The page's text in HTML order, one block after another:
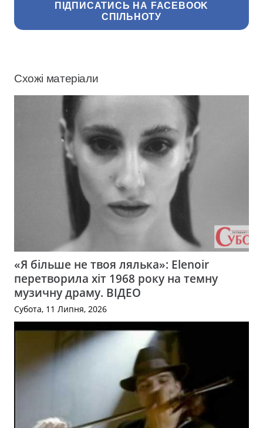
ПІДПИСАТИСЬ НА FACEBOOK
СПІЛЬНОТУ
Схожі матеріали
«Я більше не твоя лялька»: Elenoir
перетворила хіт 1968 року на темну
музичну драму. ВІДЕО
Субота, 11 Липня, 2026